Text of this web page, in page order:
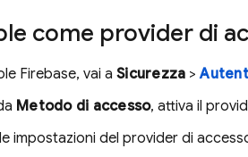
come provider di
Firebase, vai a Sicurezza >
Metodo di accesso, attiva il
impostazioni del provider di